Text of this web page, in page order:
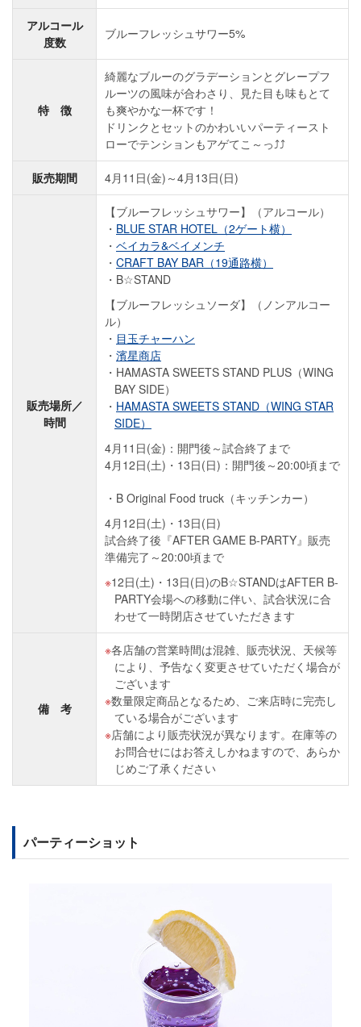
アルコール
度数
ブルーフレッシュサワー5%
特 徴
綺麗なブルーのグラデーションとグレープフ
ルーツの風味が合わさり、見た目も味もとて
も爽やかな一杯です！
ドリンクとセットのかわいいパーティースト
ローでテンションもアゲてこ～っ⤴⤴
販売期間 4月11日(金)～4月13日(日)
販売場所／
時間
【ブルーフレッシュサワー】（アルコール）
BLUE STAR HOTEL（2ゲート横）
ベイカラ&ベイメンチ
CRAFT BAY BAR（19通路横）
B☆STAND
【ブルーフレッシュソーダ】（ノンアルコー
ル）
目玉チャーハン
濱星商店
HAMASTA SWEETS STAND PLUS（WING
BAY SIDE）
HAMASTA SWEETS STAND（WING STAR
SIDE）
4月11日(金)：開門後～試合終了まで
4月12日(土)・13日(日)：開門後～20:00頃まで
B Original Food truck（キッチンカー）
4月12日(土)・13日(日)
試合終了後『AFTER GAME B-PARTY』販売
準備完了～20:00頃まで
12日(土)・13日(日)のB☆STANDはAFTER B-
PARTY会場への移動に伴い、試合状況に合
わせて一時閉店させていただきます
備 考
各店舗の営業時間は混雑、販売状況、天候等
により、予告なく変更させていただく場合が
ございます
数量限定商品となるため、ご来店時に完売し
ている場合がございます
店舗により販売状況が異なります。在庫等の
お問合せにはお答えしかねますので、あらか
じめご了承ください
パーティーショット